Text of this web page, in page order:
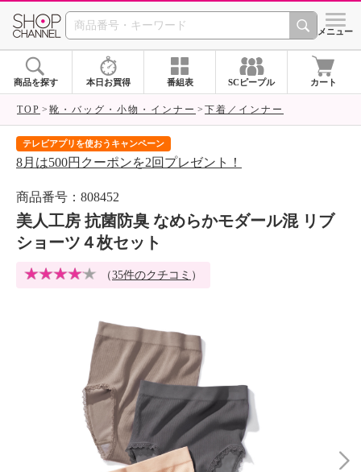
SHOP CHANNEL シメニュー
商品を探す 本日お買得 番組表 SCピープル カート
TOP 靴・バッグ・小物・インナー 下着／インナー
テレビアプリを使おうキャンペーン
8月は500円クーポンを2回プレゼント！
商品番号：808452
美人工房 抗菌防臭 なめらかモダール混 リブ
ショーツ４枚セット
（35件のクチコミ ）